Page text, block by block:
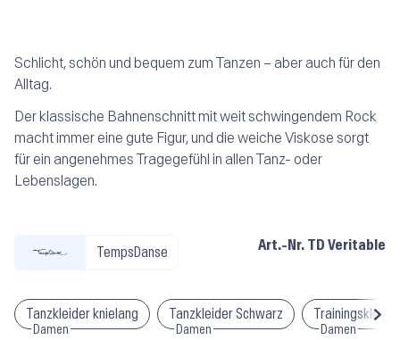
Schlicht, schön und bequem zum Tanzen – aber auch für den
Alltag.
Der klassische Bahnenschnitt mit weit schwingendem Rock
macht immer eine gute Figur, und die weiche Viskose sorgt
für ein angenehmes Tragegefühl in allen Tanz- oder
Lebenslagen.
TempsDanse Art.-Nr. TD Veritable
Tanzkleider knielang
Damen
Tanzkleider Schwarz
Damen Damen